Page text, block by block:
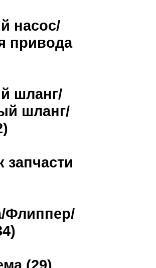
насос/
привода
шланг/
шланг/
запчасти
Флиппер/